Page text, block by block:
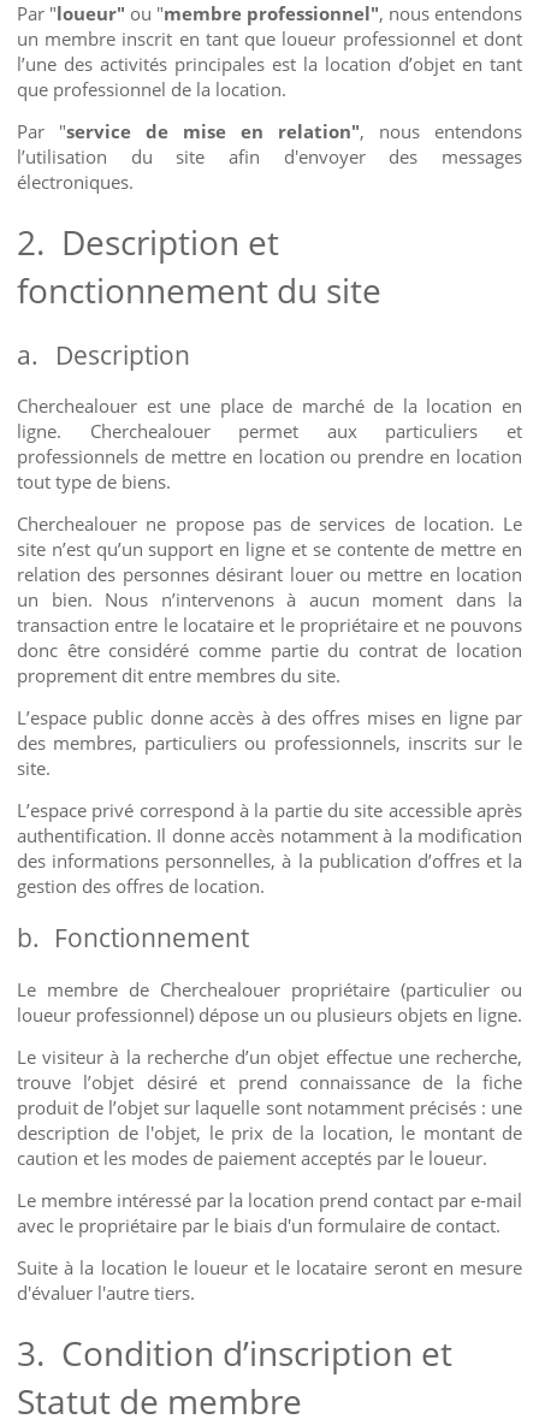
Par "loueur" ou "membre professionnel", nous entendons
un membre inscrit en tant que loueur professionnel et dont
l’une des activités principales est la location d’objet en tant
que professionnel de la location.
Par "service de mise en relation", nous entendons
l’utilisation du site afin d'envoyer des messages
électroniques.
2. Description et
fonctionnement du site
a. Description
Cherchealouer est une place de marché de la location en
ligne. Cherchealouer permet aux particuliers et
professionnels de mettre en location ou prendre en location
tout type de biens.
Cherchealouer ne propose pas de services de location. Le
site n’est qu’un support en ligne et se contente de mettre en
relation des personnes désirant louer ou mettre en location
un bien. Nous n’intervenons à aucun moment dans la
transaction entre le locataire et le propriétaire et ne pouvons
donc être considéré comme partie du contrat de location
proprement dit entre membres du site.
L’espace public donne accès à des offres mises en ligne par
des membres, particuliers ou professionnels, inscrits sur le
site.
L’espace privé correspond à la partie du site accessible après
authentification. Il donne accès notamment à la modification
des informations personnelles, à la publication d’offres et la
gestion des offres de location.
b. Fonctionnement
Le membre de Cherchealouer propriétaire (particulier ou
loueur professionnel) dépose un ou plusieurs objets en ligne.
Le visiteur à la recherche d’un objet effectue une recherche,
trouve l’objet désiré et prend connaissance de la fiche
produit de l’objet sur laquelle sont notamment précisés : une
description de l'objet, le prix de la location, le montant de
caution et les modes de paiement acceptés par le loueur.
Le membre intéressé par la location prend contact par e-mail
avec le propriétaire par le biais d'un formulaire de contact.
Suite à la location le loueur et le locataire seront en mesure
d'évaluer l'autre tiers.
3. Condition d’inscription et
Statut de membre